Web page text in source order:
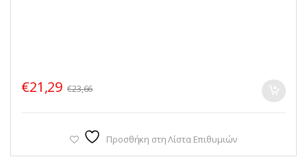
€21,29 €23,66
Προσθήκη στη Λίστα Επιθυμιών